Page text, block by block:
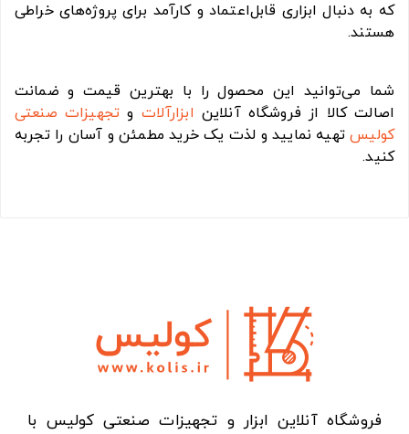
که به دنبال ابزاری قابل‌اعتماد و کارآمد برای پروژه‌های خراطی
هستند.
شما می‌توانید این محصول را با بهترین قیمت و ضمانت
اصالت کالا از فروشگاه آنلاین ابزارآلات وتجهیزات صنعتی
کولیستهیه نمایید و لذت یک خرید مطمئن و آسان را تجربه
کنید.
فروشگاه آنلاین ابزار و تجهیزات صنعتی کولیس با